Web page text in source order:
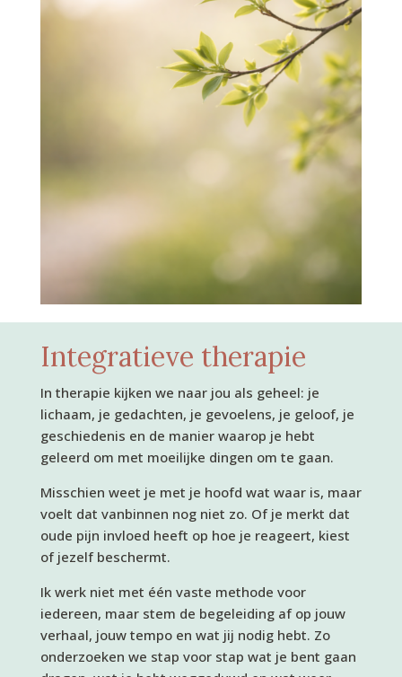
Integratieve therapie
In therapie kijken we naar jou als geheel: je
lichaam, je gedachten, je gevoelens, je geloof, je
geschiedenis en de manier waarop je hebt
geleerd om met moeilijke dingen om te gaan.
Misschien weet je met je hoofd wat waar is, maar
voelt dat vanbinnen nog niet zo. Of je merkt dat
oude pijn invloed heeft op hoe je reageert, kiest
of jezelf beschermt.
Ik werk niet met één vaste methode voor
iedereen, maar stem de begeleiding af op jouw
verhaal, jouw tempo en wat jij nodig hebt. Zo
onderzoeken we stap voor stap wat je bent gaan